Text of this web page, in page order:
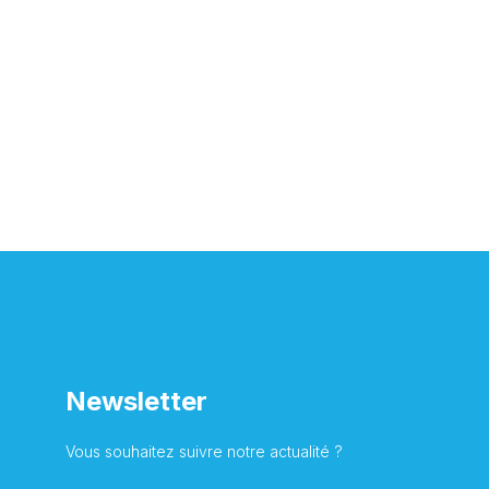
Newsletter
Vous souhaitez suivre notre actualité ?